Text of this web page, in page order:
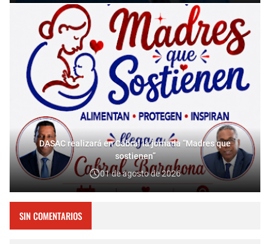
DASAC realizará en Cabral la jornada “Madres que
sostienen”
01 de agosto de 2026
SIN COMENTARIOS